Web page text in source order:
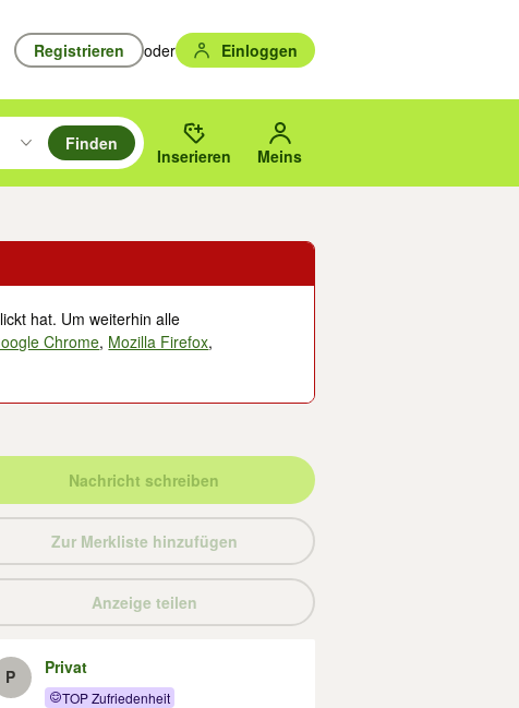
Registrieren oder Einloggen
durchsuchen und mit Eingabetaste auswählen.
um zu suchen, oder Vorschläge mit den Pfeiltasten nach oben/
des gewählten Orts oder PLZ.
Finden
Inserieren Meins
hat. Um weiterhin alle
Chrome, Mozilla Firefox,
Nachricht schreiben
Zur Merkliste hinzufügen
Anzeige teilen
P Privat
TOP Zufriedenheit